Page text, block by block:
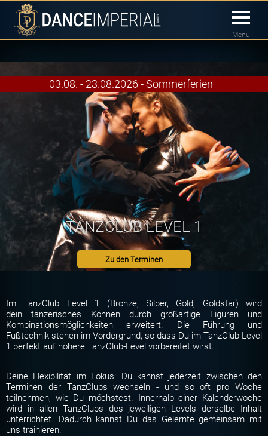
Menü
03.08. - 23.08.2026 - Sommerferien
TANZCLUB LEVEL 1
Zu den Terminen
Im TanzClub Level 1 (Bronze, Silber, Gold, Goldstar) wird
dein tänzerisches Können durch großartige Figuren und
Kombinationsmöglichkeiten erweitert. Die Führung und
Fußtechnik stehen im Vordergrund, so dass Du im TanzClub Level
1 perfekt auf höhere TanzClub-Level vorbereitet wirst.
Deine Flexibilität im Fokus: Du kannst jederzeit zwischen den
Terminen der TanzClubs wechseln - und so oft pro Woche
teilnehmen, wie Du möchstest. Innerhalb einer Kalenderwoche
wird in allen TanzClubs des jeweiligen Levels derselbe Inhalt
unterrichtet. Dadurch kannst Du das Gelernte gemeinsam mit
uns trainieren.